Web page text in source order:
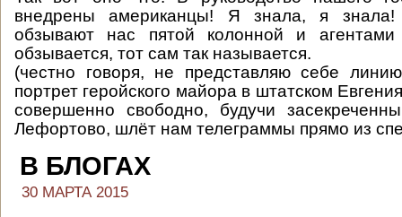
внедрены американцы! Я знала, я
обзывают нас пятой колонной и агентами
обзывается, тот сам так называется.
(честно говоря, не представляю себе
портрет геройского майора в штатском
совершенно свободно, будучи
Лефортово, шлёт нам телеграммы прямо из
В БЛОГАХ
30 МАРТА 2015